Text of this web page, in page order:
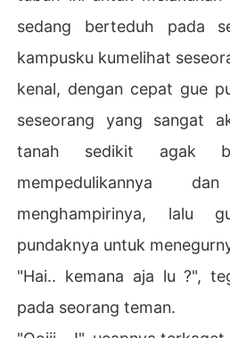
sedang berteduh pada
kampusku kumelihat
kenal, dengan cepat gue
seseorang yang sangat
tanah sedikit agak
mempedulikannya
menghampirinya, lalu
pundaknya untuk
"Hai.. kemana aja lu ?",
pada seorang teman.